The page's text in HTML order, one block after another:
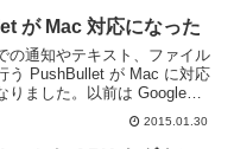
が Mac 対応になった
の通知やテキスト、ファイル
う PushBullet が Mac に対応
りました。以前は Google
等ブラウザの拡張機能
たのですが、OS X ネイティ
2015.01.30